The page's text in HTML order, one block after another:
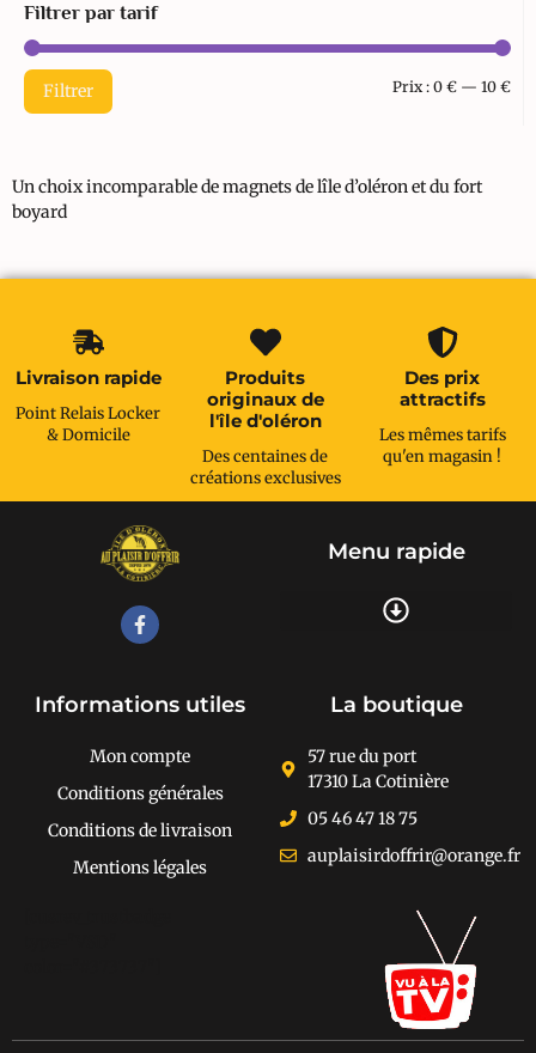
Filtrer par tarif
Filtrer Prix : 0 € — 10 €
Un choix incomparable de magnets de lîle d’oléron et du fort
boyard
Livraison rapide
Point Relais Locker
& Domicile
Produits
originaux de
l'île d'oléron
Des centaines de
créations exclusives
Des prix
attractifs
Les mêmes tarifs
qu'en magasin !
Menu rapide
Informations utiles
Mon compte
Conditions générales
Conditions de livraison
Mentions légales
La boutique
57 rue du port
17310 La Cotinière
05 46 47 18 75
auplaisirdoffrir@orange.fr